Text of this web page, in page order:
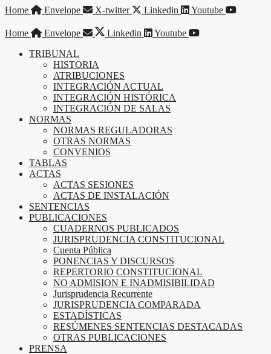
Saltar
contenido
Home Envelope X-twitter Linkedin Youtube
Home Envelope Linkedin
Youtube
TRIBUNAL
HISTORIA
ATRIBUCIONES
INTEGRACIÓN ACTUAL
INTEGRACIÓN HISTÓRICA
INTEGRACIÓN DE SALAS
NORMAS
NORMAS REGULADORAS
OTRAS NORMAS
CONVENIOS
TABLAS
ACTAS
ACTAS SESIONES
ACTAS DE INSTALACIÓN
SENTENCIAS
PUBLICACIONES
CUADERNOS PUBLICADOS
JURISPRUDENCIA CONSTITUCIONAL
Cuenta Pública
PONENCIAS Y DISCURSOS
REPERTORIO CONSTITUCIONAL
NO ADMISION E INADMISIBILIDAD
Jurisprudencia Recurrente
JURISPRUDENCIA COMPARADA
ESTADÍSTICAS
RESÚMENES SENTENCIAS DESTACADAS
OTRAS PUBLICACIONES
PRENSA